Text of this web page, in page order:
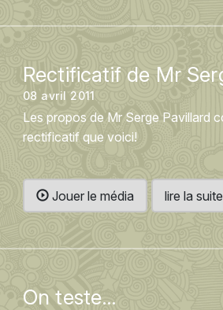
Rectificatif de Mr
08 avril 2011
Les propos de Mr Serge Pavillard
rectificatif que voici!
Jouer le média lire la
On teste…